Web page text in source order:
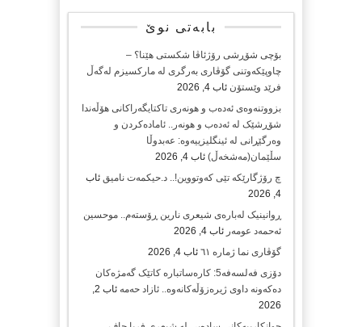
بابەتی نوێ
بۆچی شۆڕشی رۆژئاڤا شکستی هێنا؟ –
چاوپێکەوتنی گۆڤاری بەرگری لە مارکسیزم لەگەڵ
فرێد وێستۆن ئاب 4, 2026
بزووتنەوەی ئەدەب و هونەری تاکتایگەراکانی هۆڵەندا
شۆڕشێک لە ئەدەب و هونەر.. ئامادەکردن و
وەرگێڕانی لە ئینگلیزییەوە: عەبدوڵا
سڵێمان(مەشخەڵ) ئاب 4, 2026
چ رۆژگارێکە تێی کەوتووین!.. د.حیکمەت نامیق ئاب
4, 2026
ڕوانینیک لەبارەى شیعرى نارین ڕۆستەم.. موحسین
ئەحمەد عومەر ئاب 4, 2026
گۆڤاری نما ژمارە ٦١
ئاب 4, 2026
دۆزی فەلسەفە5: کارەساتبارە کاتێک گەمژەکان
دەکەونە داوی ژیرەزۆڵەکانەوە.. ئازاد حەمە
ئاب 2,
2026